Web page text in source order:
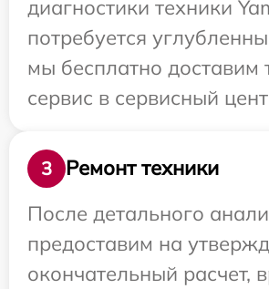
диагностики техники
потребуется
мы бесплатно доставим
сервис в сервисный
3
Ремонт техники
После детального
предоставим на
окончательный расчет,